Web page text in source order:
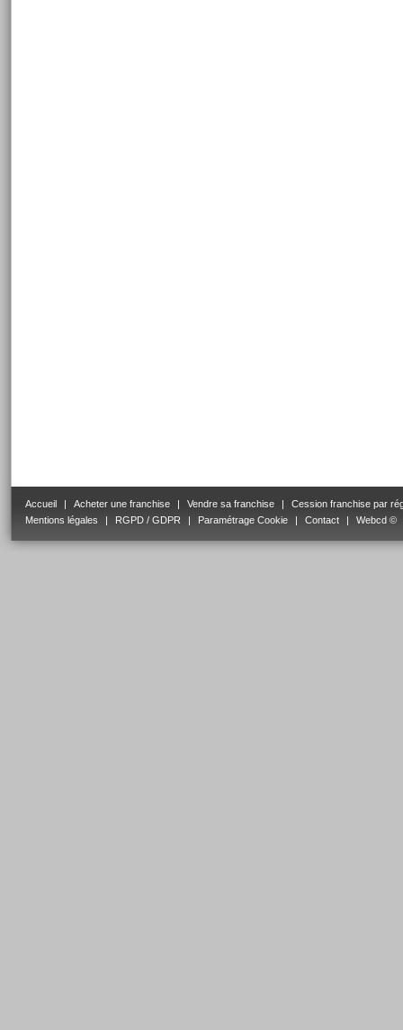
Accueil | Acheter une franchise | Vendre sa franchise |
Cession franchise par
Mentions légales
| RGPD / GDPR | Paramétrage Cookie | Contact | Webcd ©